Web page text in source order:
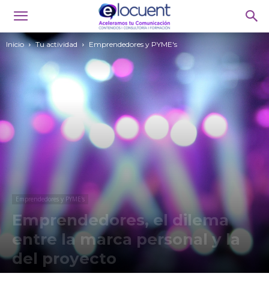
Inicio Tu actividad Emprendedores y PYME's
Emprendedores y PYME's
Emprendedores, el dilema
entre la marca personal y la
del proyecto